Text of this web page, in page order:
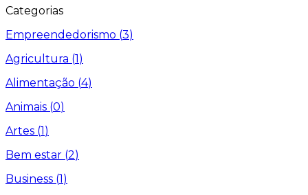
Categorias
Empreendedorismo (3)
Agricultura (1)
Alimentação (4)
Animais (0)
Artes (1)
Bem estar (2)
Business (1)